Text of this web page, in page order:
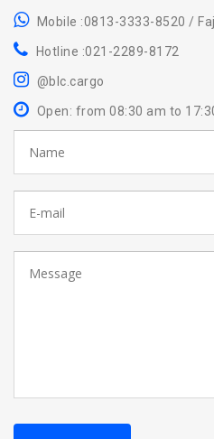
Mobile :0813-3333-8520 /
Hotline :021-2289-8172
@blc.cargo
Open: from 08:30 am to